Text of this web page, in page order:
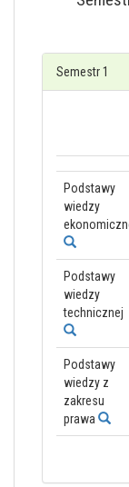
Semestr 1
Podstawy
wiedzy
Podstawy
wiedzy
technicznej
Podstawy
wiedzy z
zakresu
prawa